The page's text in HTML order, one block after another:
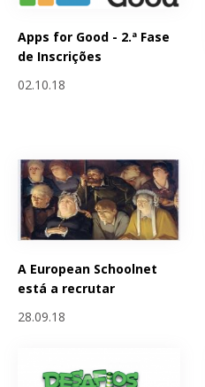
Apps for Good - 2.ª Fase
de Inscrições
02.10.18
A European Schoolnet
está a recrutar
28.09.18